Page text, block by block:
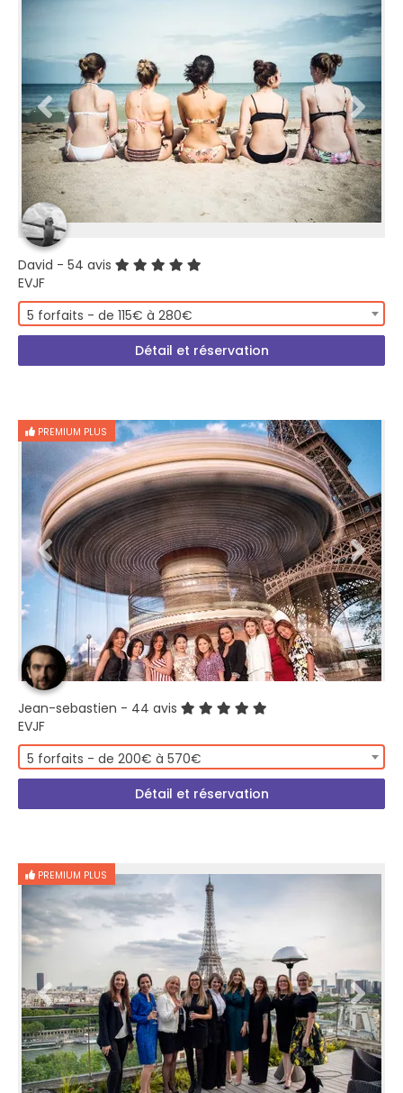
David - 54 avis
EVJF
5 forfaits - de 115€ à 280€
Détail et réservation
PREMIUM PLUS
Jean-sebastien - 44 avis
EVJF
5 forfaits - de 200€ à 570€
Détail et réservation
PREMIUM PLUS